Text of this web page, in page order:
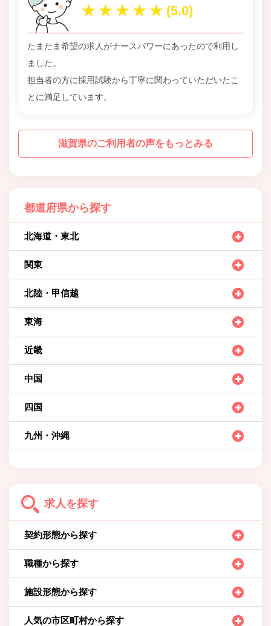
たまたま希望の求人がナースパワーにあったので利用し
ました。
担当者の方に採用試験から丁寧に関わっていただいたこ
とに満足しています。
滋賀県のご利用者の声をもっとみる
都道府県から探す
北海道・東北
関東
北陸・甲信越
東海
近畿
中国
四国
九州・沖縄
求人を探す
契約形態から探す
職種から探す
施設形態から探す
人気の市区町村から探す